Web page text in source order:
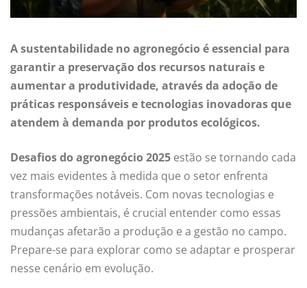
A sustentabilidade no agronegócio é essencial para
garantir a preservação dos recursos naturais e
aumentar a produtividade, através da adoção de
práticas responsáveis e tecnologias inovadoras que
atendem à demanda por produtos ecológicos.
Desafios do agronegócio 2025 estão se tornando cada
vez mais evidentes à medida que o setor enfrenta
transformações notáveis. Com novas tecnologias e
pressões ambientais, é crucial entender como essas
mudanças afetarão a produção e a gestão no campo.
Prepare-se para explorar como se adaptar e prosperar
nesse cenário em evolução.